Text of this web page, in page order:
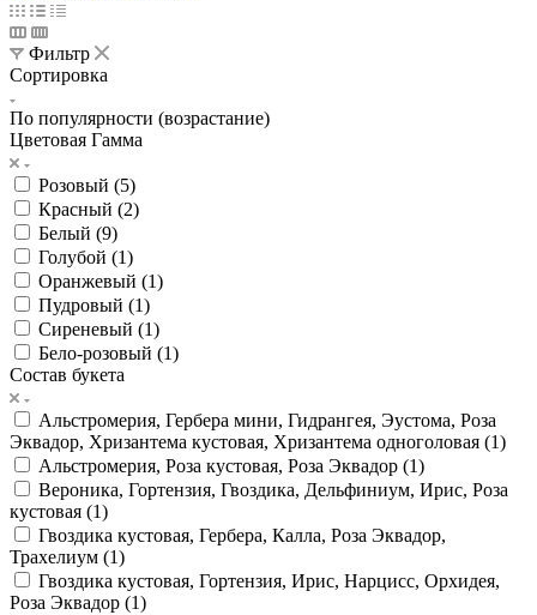
Фильтр
Сортировка
По популярности (возрастание)
Цветовая Гамма
Розовый (5)
Красный (2)
Белый (9)
Голубой (1)
Оранжевый (1)
Пудровый (1)
Сиреневый (1)
Бело-розовый (1)
Состав букета
Альстромерия, Гербера мини, Гидрангея, Эустома, Роза
Эквадор, Хризантема кустовая, Хризантема одноголовая (1)
Альстромерия, Роза кустовая, Роза Эквадор (1)
Вероника, Гортензия, Гвоздика, Дельфиниум, Ирис, Роза
кустовая (1)
Гвоздика кустовая, Гербера, Калла, Роза Эквадор,
Трахелиум (1)
Гвоздика кустовая, Гортензия, Ирис, Нарцисс, Орхидея,
Роза Эквадор (1)